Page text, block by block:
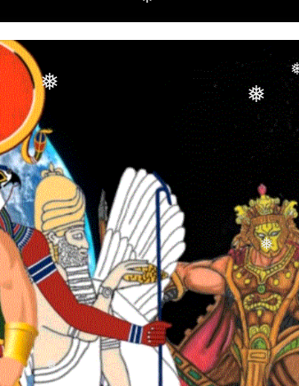
❅
❅
❅
❅